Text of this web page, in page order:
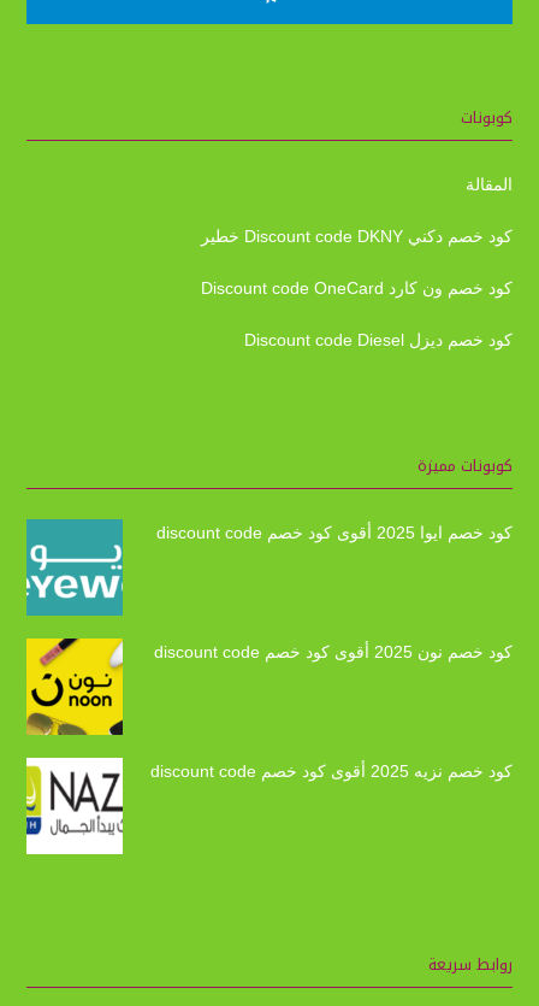
كوبونات
المقالة
كود خصم دكني Discount code DKNY خطير
كود خصم ون كارد Discount code OneCard
كود خصم ديزل Discount code Diesel
كوبونات مميزة
كود خصم ايوا 2025 أقوى كود خصم discount code
كود خصم نون 2025 أقوى كود خصم discount code
كود خصم نزيه 2025 أقوى كود خصم discount code
روابط سريعة